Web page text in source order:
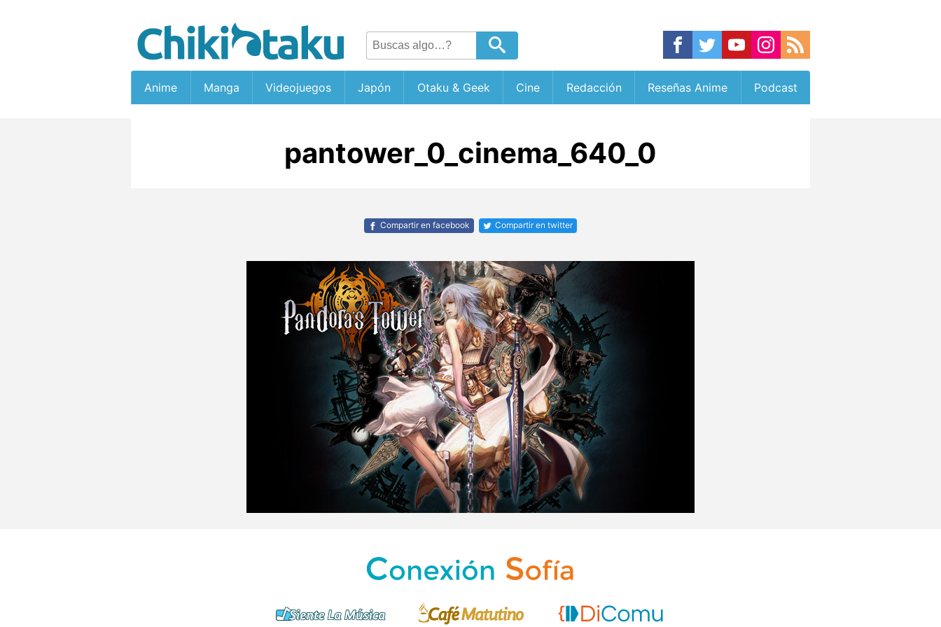
Anime Manga Videojuegos Japón Otaku & Geek Cine Redacción Reseñas Anime Podcast
pantower_0_cinema_640_0
Compartir en facebook Compartir en twitter